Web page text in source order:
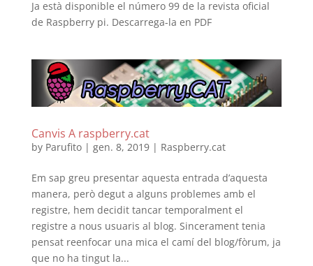
Ja està disponible el número 99 de la revista oficial
de Raspberry pi. Descarrega-la en PDF
Canvis A raspberry.cat
by Parufito| gen. 8, 2019| Raspberry.cat
Em sap greu presentar aquesta entrada d’aquesta
manera, però degut a alguns problemes amb el
registre, hem decidit tancar temporalment el
registre a nous usuaris al blog. Sincerament tenia
pensat reenfocar una mica el camí del blog/fòrum, ja
que no ha tingut la...